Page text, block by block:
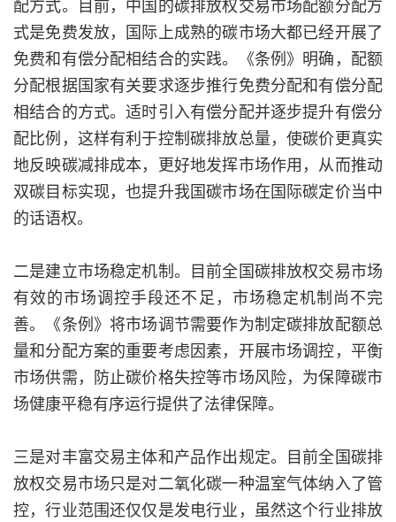
式是免费发放，国际上成熟的碳市场大都已经开展了
免费和有偿分配相结合的实践。《条例》明确，配额
分配根据国家有关要求逐步推行免费分配和有偿分配
相结合的方式。适时引入有偿分配并逐步提升有偿分
配比例，这样有利于控制碳排放总量，使碳价更真实
地反映碳减排成本，更好地发挥市场作用，从而推动
双碳目标实现，也提升我国碳市场在国际碳定价当中
的话语权。
二是建立市场稳定机制。目前全国碳排放权交易市场
有效的市场调控手段还不足，市场稳定机制尚不完
善。《条例》将市场调节需要作为制定碳排放配额总
量和分配方案的重要考虑因素，开展市场调控，平衡
市场供需，防止碳价格失控等市场风险，为保障碳市
场健康平稳有序运行提供了法律保障。
三是对丰富交易主体和产品作出规定。目前全国碳排
放权交易市场只是对二氧化碳一种温室气体纳入了管
控，行业范围还仅仅是发电行业，虽然这个行业排放